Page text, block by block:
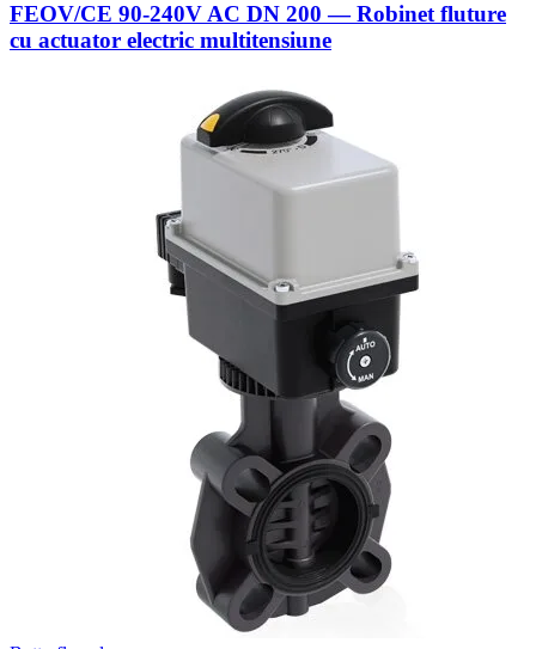
FEOV/CE 90-240V AC DN 200 — Robinet fluture
cu actuator electric multitensiune